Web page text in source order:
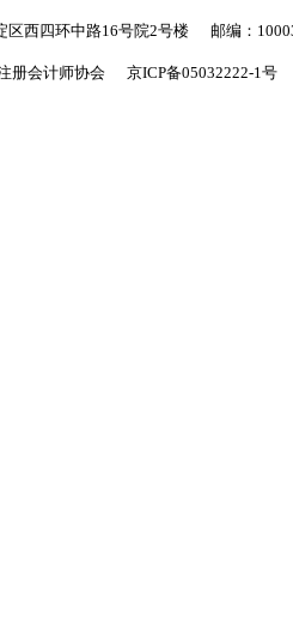
区西四环中路16号院2号楼 邮编：
册会计师协会 京ICP备05032222-1号